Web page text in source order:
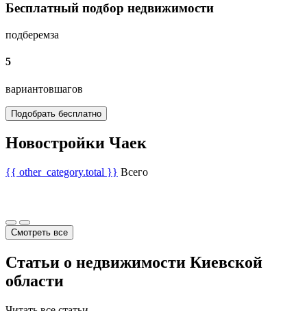
Бесплатный подбор недвижимости
подберемза
5
вариантовшагов
Подобрать бесплатно
Новостройки Чаек
{{ other_category.total }} Всего
Смотреть все
Статьи о недвижимости Киевской
области